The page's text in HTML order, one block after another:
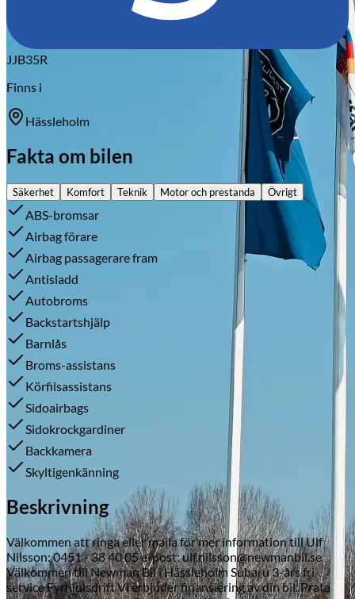
Skadeverkstad
JJB35R
Finns i
Hässleholm
Fakta om bilen
Säkerhet Komfort Teknik Motor och prestanda Övrigt
ABS-bromsar
Airbag förare
Airbag passagerare fram
Antisladd
Autobroms
Backstartshjälp
Barnlås
Broms-assistans
Körfilsassistans
Sidoairbags
Sidokrockgardiner
Backkamera
Skyltigenkänning
Beskrivning
Välkommen att ringa eller maila för mer information till Ulf
Nilsson: 0451 - 38 40 05 e-post: ulf.nilsson@newmanbil.se
Välkommen till Newman Bil i Hässleholm Subaru 3-års fri
service Fyrhjulsdrift Vi erbjuder finansiering av din bil. Prata